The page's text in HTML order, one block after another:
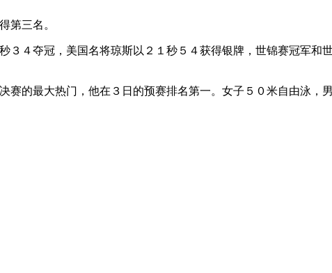
第三名。
４夺冠，美国名将琼斯以２１秒５４获得银牌，世锦赛冠军和
的最大热门，他在３日的预赛排名第一。女子５０米自由泳，